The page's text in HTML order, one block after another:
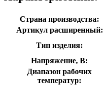
Страна производства:
Артикул расширенный:
Тип изделия:
Напряжение, В:
Диапазон рабочих
температур: